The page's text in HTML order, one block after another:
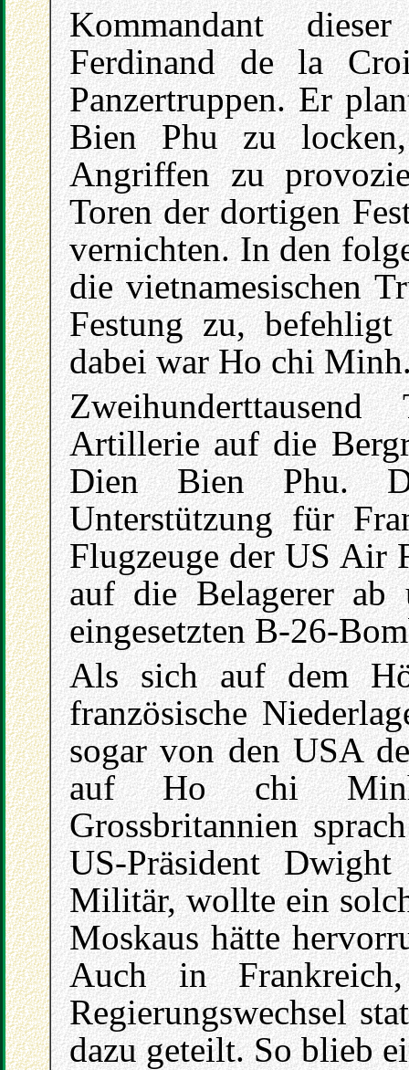
Kommandant
Ferdinand de la
Panzertruppen. Er
Bien Phu zu
Angriffen zu
Toren der dortigen
vernichten. In den
die vietnamesischen
Festung zu,
dabei war Ho chi
Artillerie auf die
Dien Bien Phu.
Unterstützung für
Flugzeuge der US Air
auf die Belagerer ab
eingesetzten B-26-
Als sich auf dem
französische
sogar von den USA
auf Ho chi
Grossbritannien
US-Präsident
Militär, wollte ein
Moskaus hätte
Auch in
Regierungswechsel
dazu geteilt. So blieb